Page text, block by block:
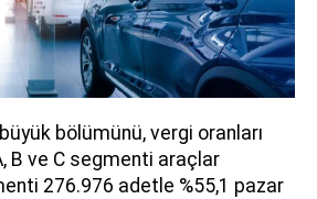
büyük bölümünü, vergi oranları
B ve C segmenti araçlar
276.976 adetle %55,1 pazar